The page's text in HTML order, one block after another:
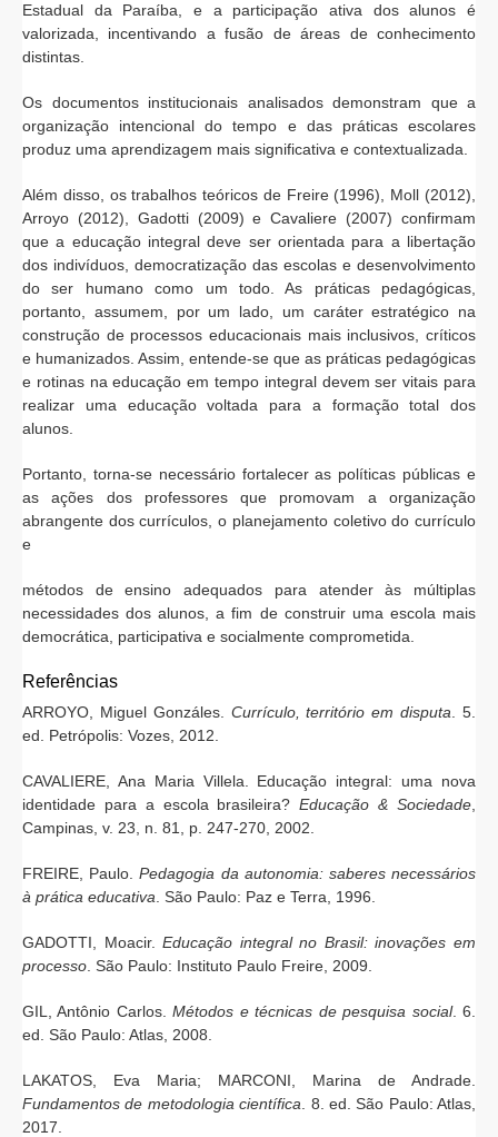
Estadual da Paraíba, e a participação ativa dos alunos é
valorizada, incentivando a fusão de áreas de conhecimento
distintas.
Os documentos institucionais analisados demonstram que a
organização intencional do tempo e das práticas escolares
produz uma aprendizagem mais significativa e contextualizada.
Além disso, os trabalhos teóricos de Freire (1996), Moll (2012),
Arroyo (2012), Gadotti (2009) e Cavaliere (2007) confirmam
que a educação integral deve ser orientada para a libertação
dos indivíduos, democratização das escolas e desenvolvimento
do ser humano como um todo. As práticas pedagógicas,
portanto, assumem, por um lado, um caráter estratégico na
construção de processos educacionais mais inclusivos, críticos
e humanizados. Assim, entende-se que as práticas pedagógicas
e rotinas na educação em tempo integral devem ser vitais para
realizar uma educação voltada para a formação total dos
alunos.
Portanto, torna-se necessário fortalecer as políticas públicas e
as ações dos professores que promovam a organização
abrangente dos currículos, o planejamento coletivo do currículo
e
métodos de ensino adequados para atender às múltiplas
necessidades dos alunos, a fim de construir uma escola mais
democrática, participativa e socialmente comprometida.
Referências
ARROYO, Miguel Gonzáles. Currículo, território em disputa . 5.
ed. Petrópolis: Vozes, 2012.
CAVALIERE, Ana Maria Villela. Educação integral: uma nova
identidade para a escola brasileira?Educação & Sociedade
Campinas, v. 23, n. 81, p. 247-270, 2002.
FREIRE, Paulo.Pedagogia da autonomia: saberes necessários
à prática educativa . São Paulo: Paz e Terra, 1996.
GADOTTI, Moacir.Educação integral no Brasil: inovações em
processo . São Paulo: Instituto Paulo Freire, 2009.
GIL, Antônio Carlos.Métodos e técnicas de pesquisa social. 6.
ed. São Paulo: Atlas, 2008.
LAKATOS, Eva Maria; MARCONI, Marina de Andrade.
Fundamentos de metodologia científica . 8. ed. São Paulo: Atlas,
2017.